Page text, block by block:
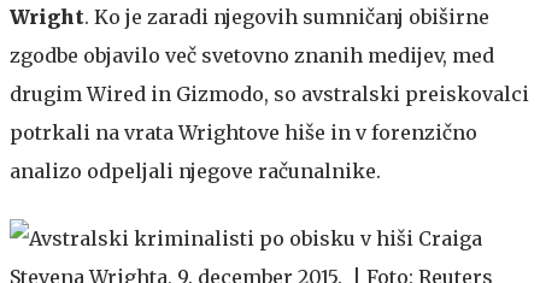
Wright. Ko je zaradi njegovih sumničanj obiširne
zgodbe objavilo več svetovno znanih medijev, med
drugim Wired in Gizmodo, so avstralski preiskovalci
potrkali na vrata Wrightove hiše in v forenzično
analizo odpeljali njegove računalnike.